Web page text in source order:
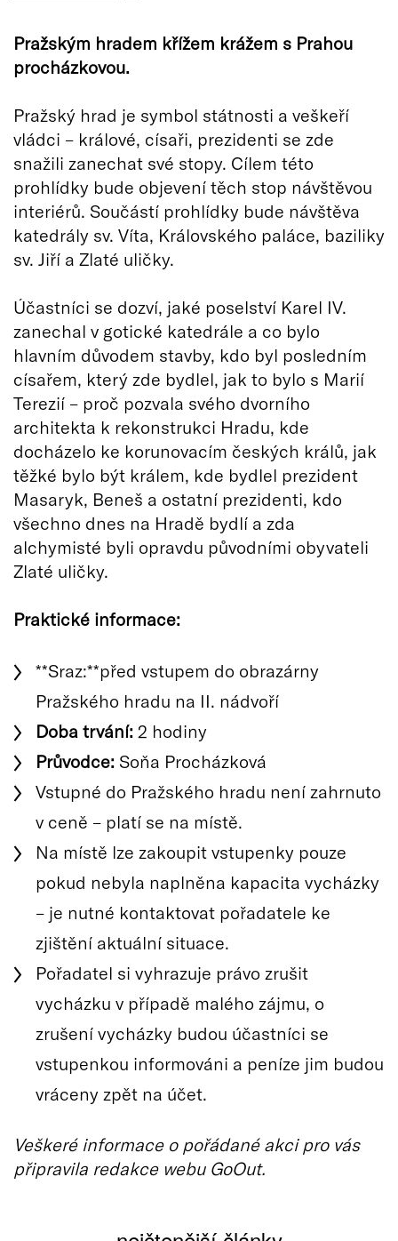
Pražským hradem křížem krážem s Prahou
procházkovou.
Pražský hrad je symbol státnosti a veškeří
vládci – králové, císaři, prezidenti se zde
snažili zanechat své stopy. Cílem této
prohlídky bude objevení těch stop návštěvou
interiérů. Součástí prohlídky bude návštěva
katedrály sv. Víta, Královského paláce, baziliky
sv. Jiří a Zlaté uličky.
Účastníci se dozví, jaké poselství Karel IV.
zanechal v gotické katedrále a co bylo
hlavním důvodem stavby, kdo byl posledním
císařem, který zde bydlel, jak to bylo s Marií
Terezií – proč pozvala svého dvorního
architekta k rekonstrukci Hradu, kde
docházelo ke korunovacím českých králů, jak
těžké bylo být králem, kde bydlel prezident
Masaryk, Beneš a ostatní prezidenti, kdo
všechno dnes na Hradě bydlí a zda
alchymisté byli opravdu původními obyvateli
Zlaté uličky.
Praktické informace:
**Sraz:**před vstupem do obrazárny
Pražského hradu na II. nádvoří
Doba trvání: 2 hodiny
Průvodce: Soňa Procházková
Vstupné do Pražského hradu není zahrnuto
v ceně – platí se na místě.
Na místě lze zakoupit vstupenky pouze
pokud nebyla naplněna kapacita vycházky
– je nutné kontaktovat pořadatele ke
zjištění aktuální situace.
Pořadatel si vyhrazuje právo zrušit
vycházku v případě malého zájmu, o
zrušení vycházky budou účastníci se
vstupenkou informováni a peníze jim budou
vráceny zpět na účet.
Veškeré informace o pořádané akci pro vás
připravila redakce webu GoOut.